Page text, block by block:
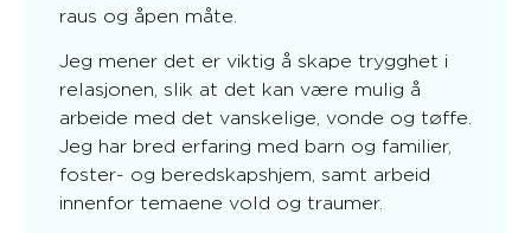
raus og åpen måte.
Jeg mener det er viktig å skape trygghet i
relasjonen, slik at det kan være mulig å
arbeide med det vanskelige, vonde og tøffe.
Jeg har bred erfaring med barn og familier,
foster- og beredskapshjem, samt arbeid
innenfor temaene vold og traumer.